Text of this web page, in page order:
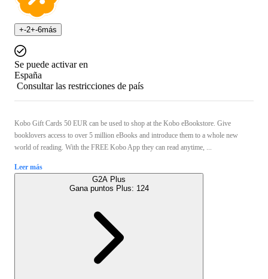
+-2+-6más
Se puede activar en
España
Consultar las restricciones de país
Kobo Gift Cards 50 EUR can be used to shop at the Kobo eBookstore. Give
booklovers access to over 5 million eBooks and introduce them to a whole new
world of reading. With the FREE Kobo App they can read anytime, ...
Leer más
G2A Plus
Gana puntos Plus: 124